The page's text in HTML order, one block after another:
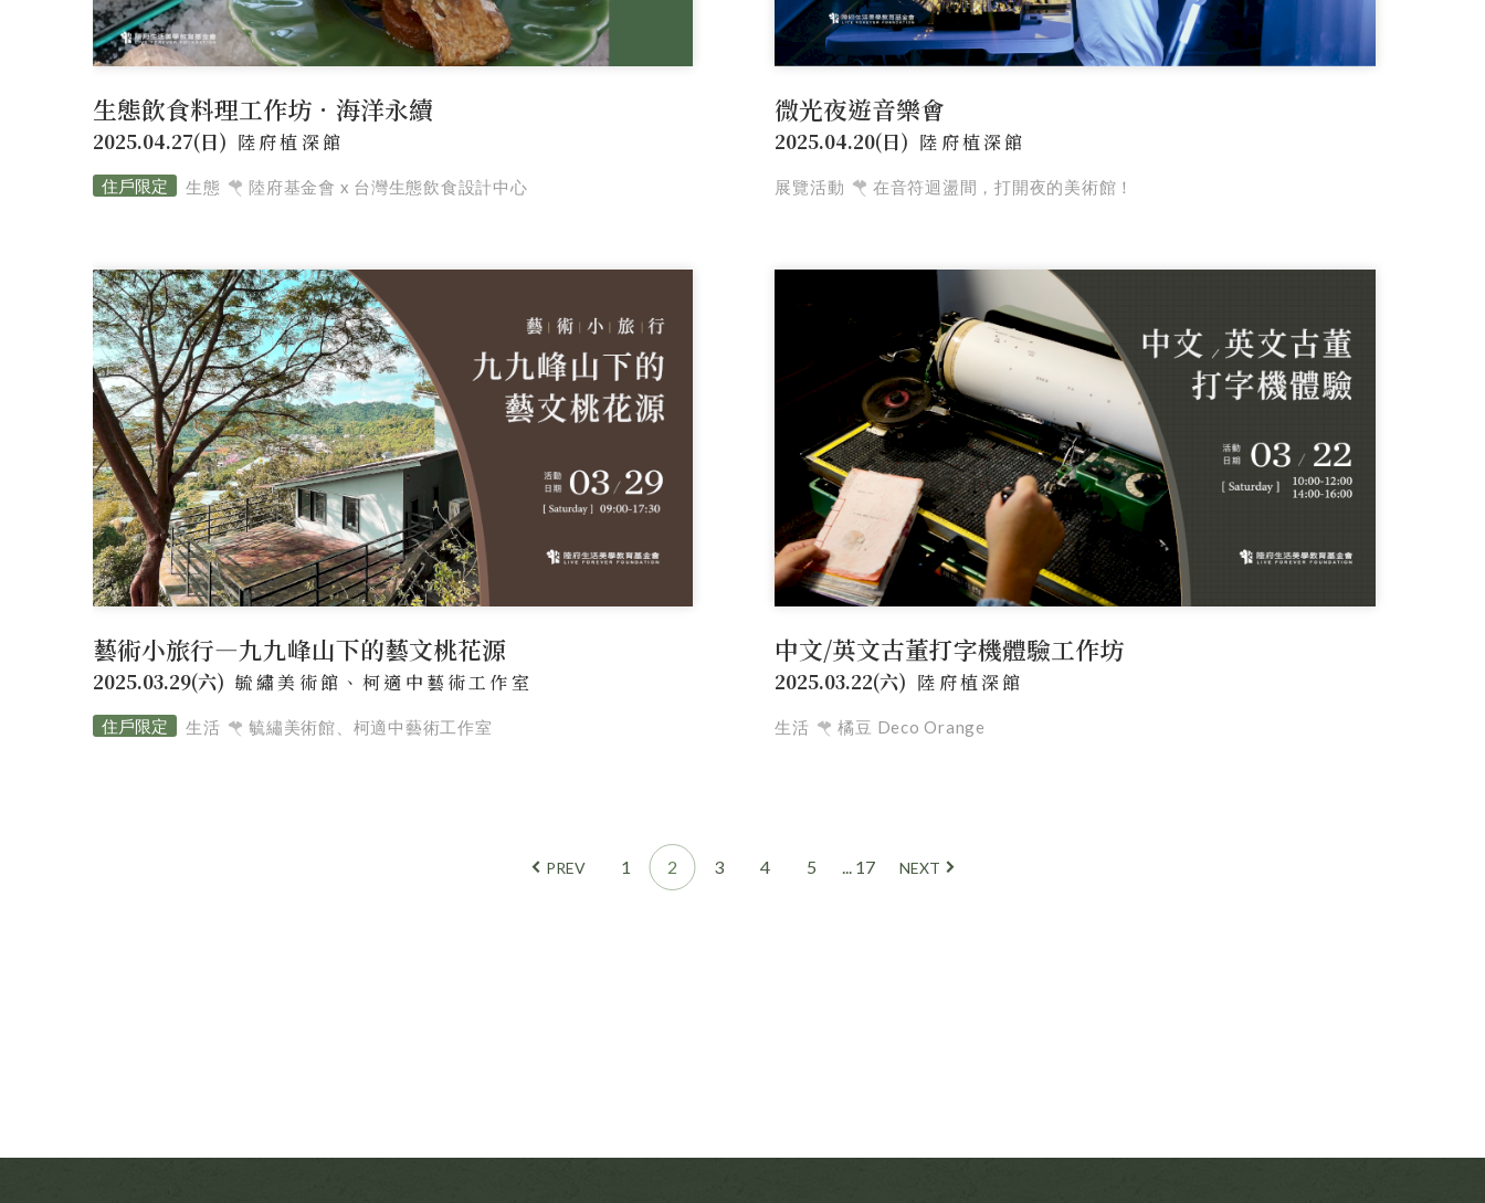
生態飲食料理工作坊．海洋永續
2025.04.27(日) 陸府植深館
生態 陸府基金會 x 台灣生態飲食設計中心
微光夜遊音樂會
2025.04.20(日) 陸府植深館
展覽活動 在音符迴盪間，打開夜的美術館！
藝術小旅行—九九峰山下的藝文桃花源
2025.03.29(六) 毓繡美術館、柯適中藝術工作室
生活 毓繡美術館、柯適中藝術工作室
中文/英文古董打字機體驗工作坊
2025.03.22(六) 陸府植深館
生活 橘豆 Deco Orange
PREV 1 2 3 4 5 ... 17 NEXT